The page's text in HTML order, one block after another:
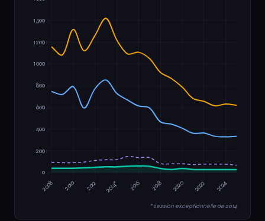
* session exceptionnelle de 2014